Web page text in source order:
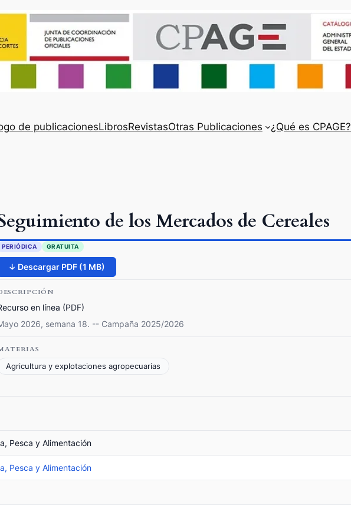
de publicacionesLibrosRevistasOtras Publicaciones ¿Qué es CPAGE?
de los Mercados de Cereales
PERIÓDICA GRATUITA
↓ Descargar PDF (1 MB)
en línea (PDF)
2026, semana 18. -- Campaña 2025/2026
Agricultura y explotaciones agropecuarias
Pesca y Alimentación
Pesca y Alimentación